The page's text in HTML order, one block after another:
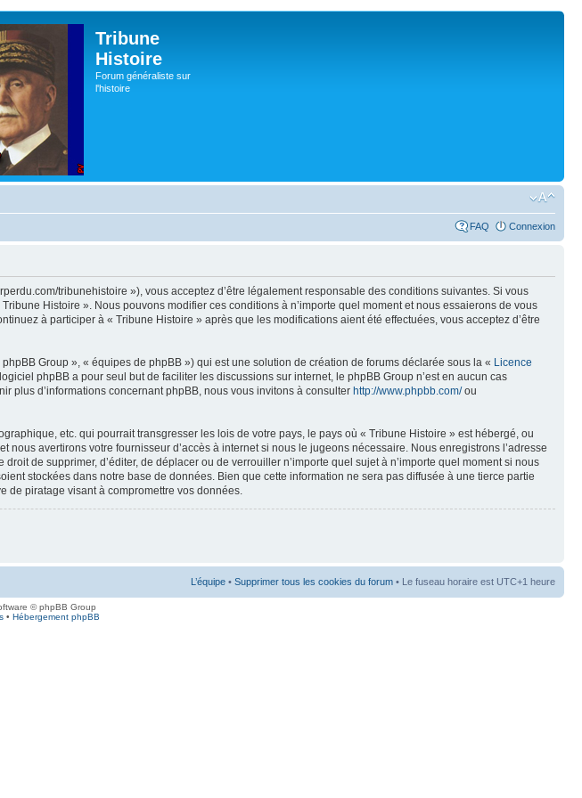
Tribune
Histoire
Forum généraliste sur
l'histoire
FAQ Connexion
tribunehistoire »), vous acceptez d’être légalement responsable des conditions suivantes. Si vous
Histoire ». Nous pouvons modifier ces conditions à n’importe quel moment et nous essaierons de vous
à participer à « Tribune Histoire » après que les modifications aient été effectuées, vous acceptez d’être
Group », « équipes de phpBB ») qui est une solution de création de forums déclarée sous la « Licence
phpBB a pour seul but de faciliter les discussions sur internet, le phpBB Group n’est en aucun cas
plus d’informations concernant phpBB, nous vous invitons à consulter http://www.phpbb.com/ou
etc. qui pourrait transgresser les lois de votre pays, le pays où « Tribune Histoire » est hébergé, ou
avertirons votre fournisseur d’accès à internet si nous le jugeons nécessaire. Nous enregistrons l’adresse
de supprimer, d’éditer, de déplacer ou de verrouiller n’importe quel sujet à n’importe quel moment si nous
stockées dans notre base de données. Bien que cette information ne sera pas diffusée à une tierce partie
de piratage visant à compromettre vos données.
L’équipe • Supprimer tous les cookies du forum • Le fuseau horaire est UTC+1 heure
© phpBB Group
• Hébergement phpBB